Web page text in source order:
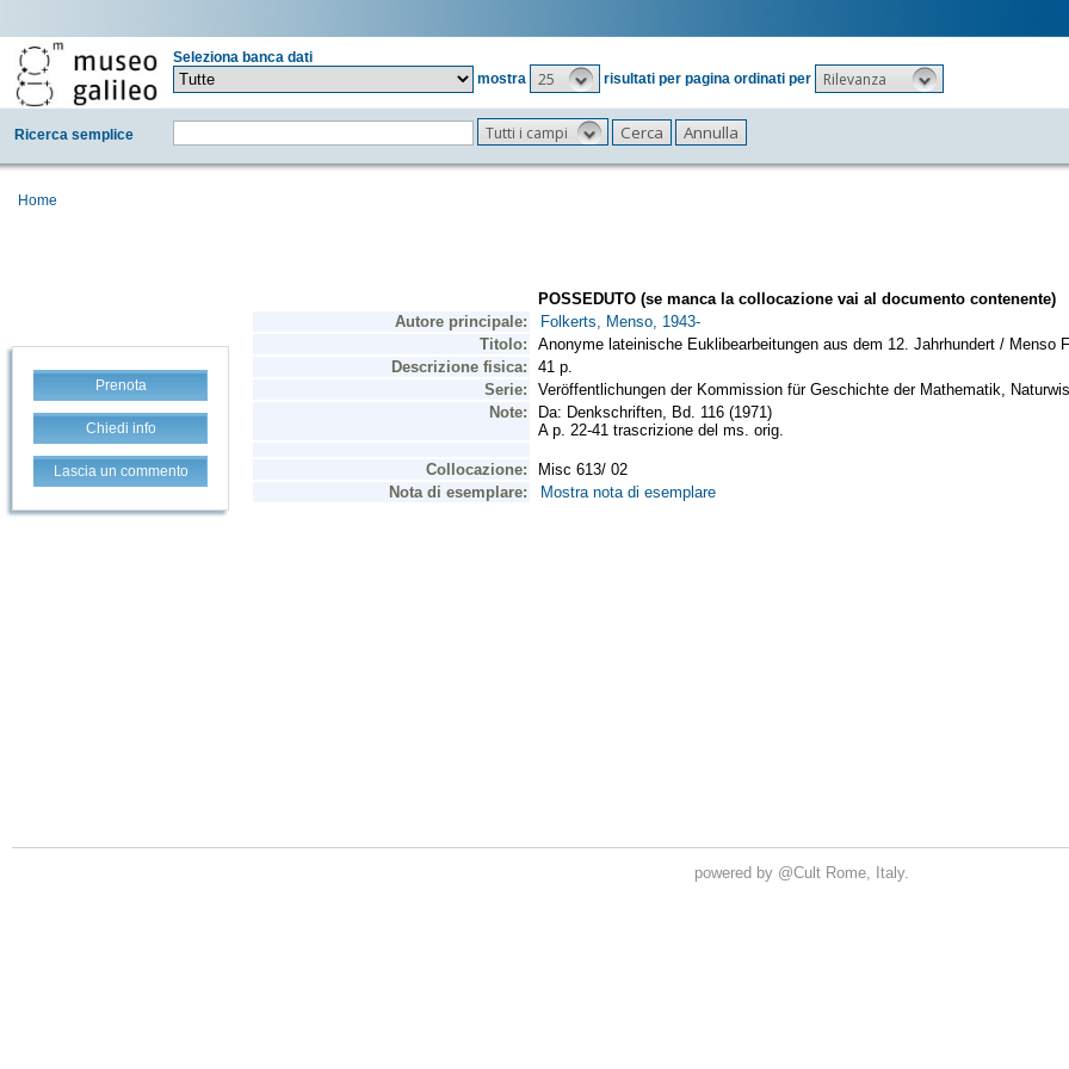
Seleziona banca dati
mostra
25 risultati per pagina ordinati per Rilevanza
Ricerca semplice Tutti i campi
Home
Prenota
Chiedi info
Lascia un commento
powered by @Cult Rome, Italy.